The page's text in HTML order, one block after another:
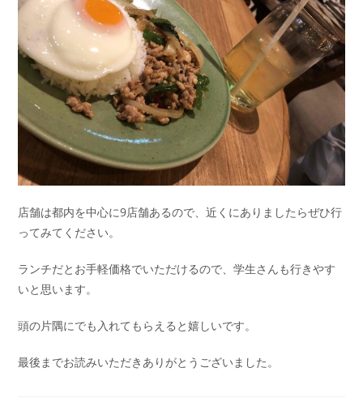
店舗は都内を中心に9店舗あるので、近くにありましたらぜひ行
ってみてください。
ランチだとお手軽価格でいただけるので、学生さんも行きやす
いと思います。
頭の片隅にでも入れてもらえると嬉しいです。
最後までお読みいただきありがとうございました。